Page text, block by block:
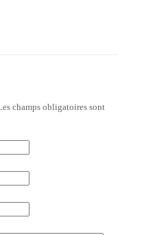
champs obligatoires sont